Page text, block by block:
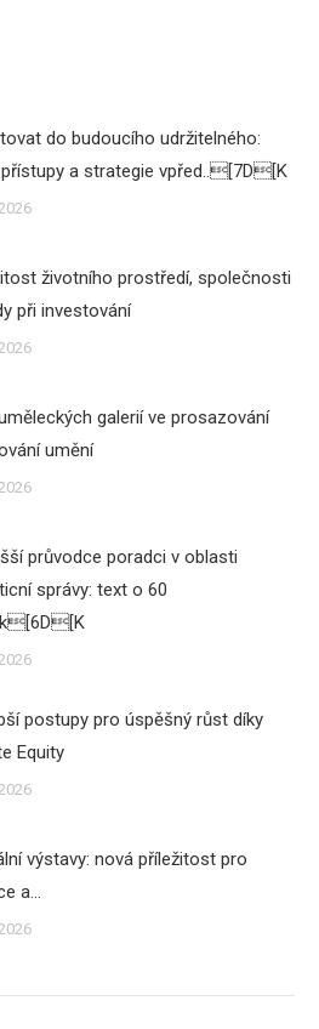
do budoucího udržitelného:
a strategie vpřed..[7D[K
životního prostředí, společnosti
při investování
galerií ve prosazování
umění
průvodce poradci v oblasti
správy: text o 60
postupy pro úspěšný růst díky
Equity
výstavy: nová příležitost pro
a…